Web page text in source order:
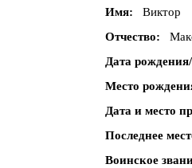
Имя
Виктор
Отчество
Дата
Место
Дата и место
Последнее
Воинское